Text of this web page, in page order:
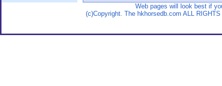
Web pages will look best if
(c)Copyright. The hkhorsedb.com ALL